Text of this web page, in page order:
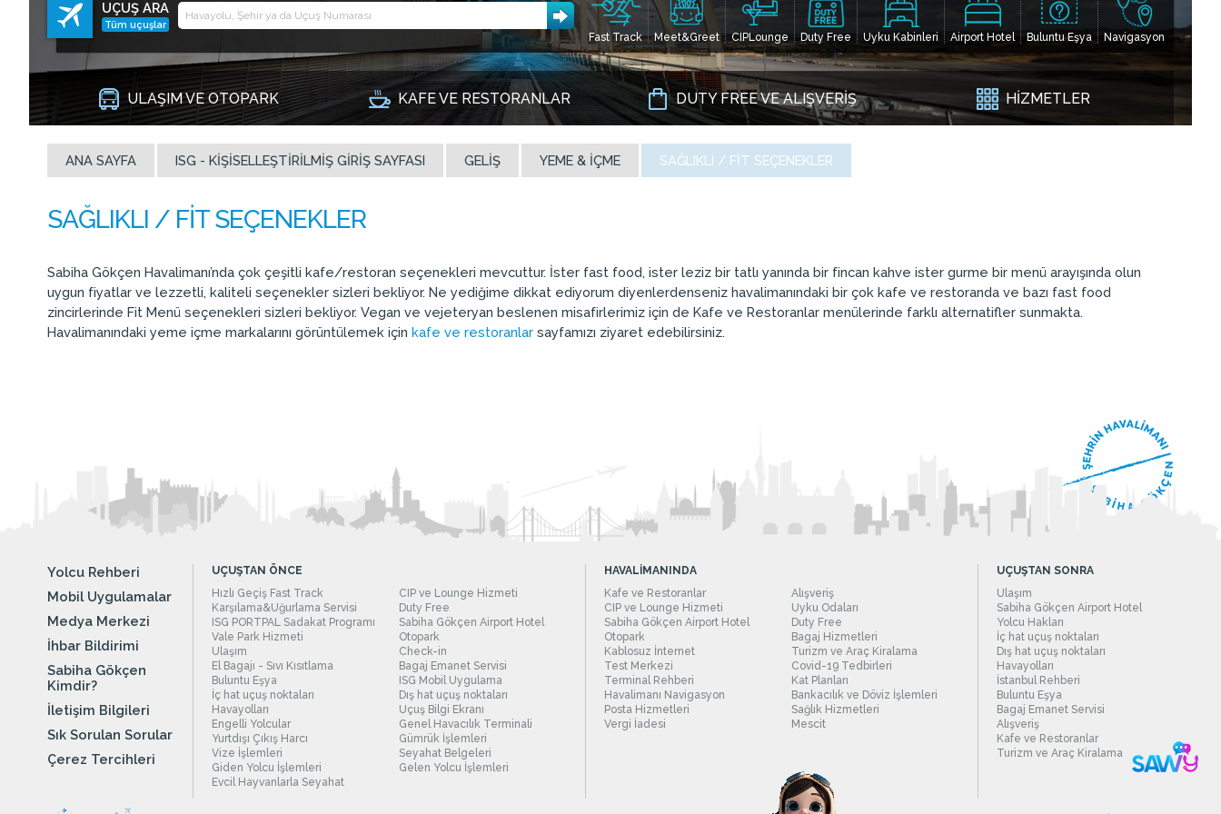
UÇUŞ ARA
Tüm uçuşlar
Fast Track Meet&Greet CIPLounge Duty Free Uyku Kabinleri Airport Hotel Buluntu Eşya Navigasyon
ULAŞIM VE OTOPARK KAFE VE RESTORANLAR DUTY FREE VE ALIŞVERİŞ HİZMETLER
ANA SAYFA ISG - KIŞISELLEŞTIRILMIŞ GIRIŞ SAYFASI GELIŞ YEME & İÇME SAĞLIKLI / FIT SEÇENEKLER
Sabiha Gökçen Havalimanı’nda çok çeşitli kafe/restoran seçenekleri mevcuttur. İster fast food, ister leziz bir tatlı yanında bir fincan kahve ister gurme bir menü arayışında olun
uygun fiyatlar ve lezzetli, kaliteli seçenekler sizleri bekliyor. Ne yediğime dikkat ediyorum diyenlerdenseniz havalimanındaki bir çok kafe ve restoranda ve bazı fast food
zincirlerinde Fit Menü seçenekleri sizleri bekliyor. Vegan ve vejeteryan beslenen misafirlerimiz için de Kafe ve Restoranlar menülerinde farklı alternatifler sunmakta.
Havalimanındaki yeme içme markalarını görüntülemek için kafe ve restoranlar sayfamızı ziyaret edebilirsiniz.
Yolcu Rehberi
Mobil Uygulamalar
Medya Merkezi
İhbar Bildirimi
Sabiha Gökçen
Kimdir?
İletişim Bilgileri
Sık Sorulan Sorular
Çerez Tercihleri
UÇUŞTAN ÖNCE
Hızlı Geçiş Fast Track
CIP ve Lounge Hizmeti
Karşılama&Uğurlama Servisi
Duty Free
ISG PORTPAL Sadakat Programı
Sabiha Gökçen Airport Hotel
Vale Park Hizmeti
Otopark
Ulaşım
Check-in
El Bagajı - Sıvı Kısıtlama
Bagaj Emanet Servisi
Buluntu Eşya
ISG Mobil Uygulama
İç hat uçuş noktaları
Dış hat uçuş noktaları
Havayolları
Uçuş Bilgi Ekranı
Engelli Yolcular
Genel Havacılık Terminali
Yurtdışı Çıkış Harcı
Gümrük İşlemleri
Vize İşlemleri
Seyahat Belgeleri
Giden Yolcu İşlemleri
Gelen Yolcu İşlemleri
Evcil Hayvanlarla Seyahat
HAVALİMANINDA
Kafe ve Restoranlar
Alışveriş
CIP ve Lounge Hizmeti
Uyku Odaları
Sabiha Gökçen Airport Hotel
Duty Free
Otopark
Bagaj Hizmetleri
Kablosuz İnternet
Turizm ve Araç Kiralama
Test Merkezi
Covid-19 Tedbirleri
Terminal Rehberi
Kat Planları
Havalimanı Navigasyon
Bankacılık ve Döviz İşlemleri
Posta Hizmetleri
Sağlık Hizmetleri
Vergi İadesi
Mescit
UÇUŞTAN SONRA
Ulaşım
Sabiha Gökçen Airport Hotel
Yolcu Hakları
İç hat uçuş noktaları
Dış hat uçuş noktaları
Havayolları
İstanbul Rehberi
Buluntu Eşya
Bagaj Emanet Servisi
Alışveriş
Kafe ve Restoranlar
Turizm ve Araç Kiralama